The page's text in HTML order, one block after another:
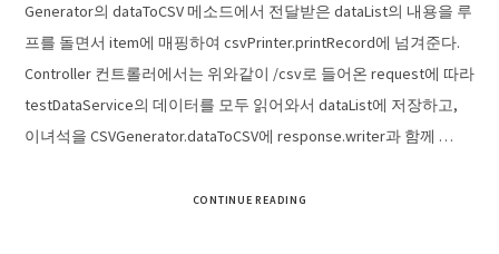
Generator의 dataToCSV 메소드에서 전달받은 dataList의 내용을 루
프를 돌면서 item에 매핑하여 csvPrinter.printRecord에 넘겨준다.
Controller 컨트롤러에서는 위와같이 /csv로 들어온 request에 따라
testDataService의 데이터를 모두 읽어와서 dataList에 저장하고,
이녀석을 CSVGenerator.dataToCSV에 response.writer과 함께 …
CONTINUE READING